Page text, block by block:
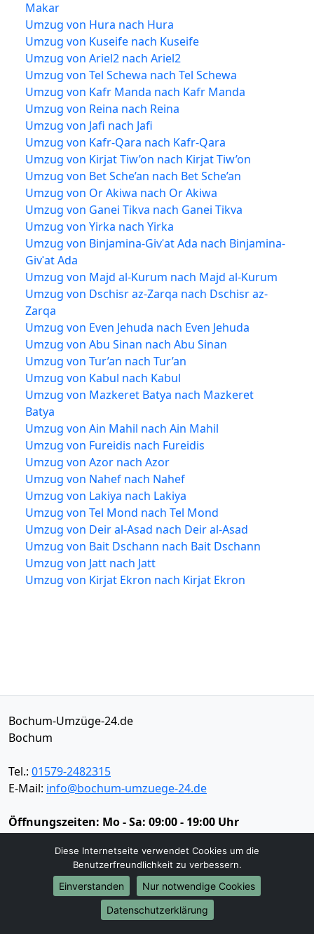
Makar
Umzug von Hura nach Hura
Umzug von Kuseife nach Kuseife
Umzug von Ariel2 nach Ariel2
Umzug von Tel Schewa nach Tel Schewa
Umzug von Kafr Manda nach Kafr Manda
Umzug von Reina nach Reina
Umzug von Jafi nach Jafi
Umzug von Kafr-Qara nach Kafr-Qara
Umzug von Kirjat Tiw’on nach Kirjat Tiw’on
Umzug von Bet Sche’an nach Bet Sche’an
Umzug von Or Akiwa nach Or Akiwa
Umzug von Ganei Tikva nach Ganei Tikva
Umzug von Yirka nach Yirka
Umzug von Binjamina-Givʿat Ada nach Binjamina-
Givʿat Ada
Umzug von Majd al-Kurum nach Majd al-Kurum
Umzug von Dschisr az-Zarqa nach Dschisr az-
Zarqa
Umzug von Even Jehuda nach Even Jehuda
Umzug von Abu Sinan nach Abu Sinan
Umzug von Tur’an nach Tur’an
Umzug von Kabul nach Kabul
Umzug von Mazkeret Batya nach Mazkeret
Batya
Umzug von Ain Mahil nach Ain Mahil
Umzug von Fureidis nach Fureidis
Umzug von Azor nach Azor
Umzug von Nahef nach Nahef
Umzug von Lakiya nach Lakiya
Umzug von Tel Mond nach Tel Mond
Umzug von Deir al-Asad nach Deir al-Asad
Umzug von Bait Dschann nach Bait Dschann
Umzug von Jatt nach Jatt
Umzug von Kirjat Ekron nach Kirjat Ekron
Bochum-Umzüge-24.de
Bochum
Tel.: 01579-2482315
E-Mail: info@bochum-umzuege-24.de
Öffnungszeiten: Mo - Sa: 09:00 - 19:00 Uhr
Impressum
Datenschutz
Umzugsservice
Diese Internetseite verwendet Cookies um die
Benutzerfreundlichkeit zu verbessern.
Einverstanden
Nur notwendige Cookies
Datenschutzerklärung